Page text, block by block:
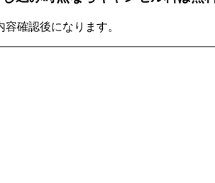
確認後になります。